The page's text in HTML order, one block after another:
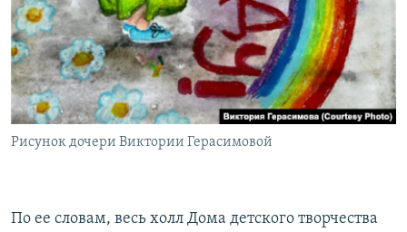
Рисунок дочери Виктории Герасимовой
По ее словам, весь холл Дома детского творчества